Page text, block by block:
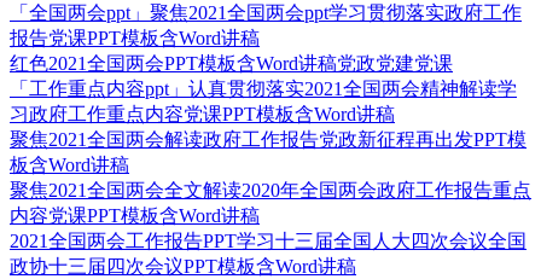
「全国两会ppt」聚焦2021全国两会ppt学习贯彻落实政府工作
报告党课PPT模板含Word讲稿
红色2021全国两会PPT模板含Word讲稿党政党建党课
「工作重点内容ppt」认真贯彻落实2021全国两会精神解读学
习政府工作重点内容党课PPT模板含Word讲稿
聚焦2021全国两会解读政府工作报告党政新征程再出发PPT模
板含Word讲稿
聚焦2021全国两会全文解读2020年全国两会政府工作报告重点
内容党课PPT模板含Word讲稿
2021全国两会工作报告PPT学习十三届全国人大四次会议全国
政协十三届四次会议PPT模板含Word讲稿